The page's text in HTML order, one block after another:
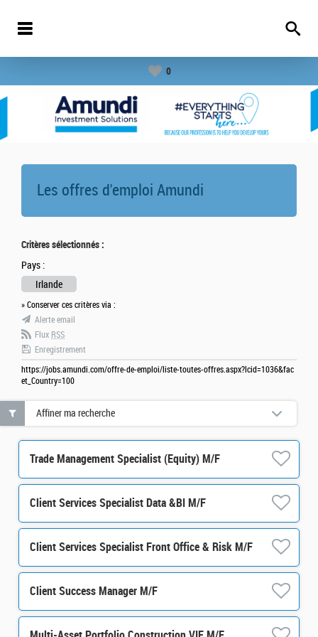
0
Les offres d'emploi Amundi
Critères sélectionnés :
Pays :
Irlande
» Conserver ces critères via :
Alerte email
Flux RSS
Enregistrement
https://jobs.amundi.com/offre-de-emploi/liste-toutes-offres.aspx?lcid=1036&fac
et_Country=100
Trade Management Specialist (Equity) M/F
Client Services Specialist Data &BI M/F
Client Services Specialist Front Office & Risk M/F
Client Success Manager M/F
Affiner ma recherche